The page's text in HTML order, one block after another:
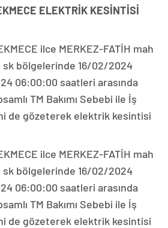
ELEKTRİK KESİNTİSİ
ilce MERKEZ-FATİH mah
sk bölgelerinde 16/02/2024
06:00:00 saatleri arasında
TM Bakımı Sebebi ile İş
de gözeterek elektrik kesintisi
ilce MERKEZ-FATİH mah
sk bölgelerinde 16/02/2024
06:00:00 saatleri arasında
TM Bakımı Sebebi ile İş
de gözeterek elektrik kesintisi